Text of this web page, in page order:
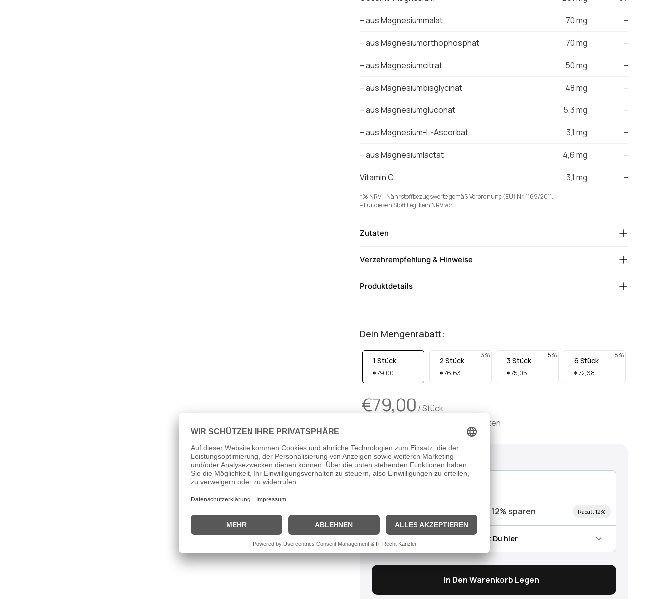
– aus Magnesiummalat 70 mg –
– aus Magnesiumorthophosphat 70 mg –
– aus Magnesiumcitrat 50 mg –
– aus Magnesiumbisglycinat 48 mg –
– aus Magnesiumgluconat 5,3 mg –
– aus Magnesium-L-Ascorbat 3,1 mg –
– aus Magnesiumlactat 4,6 mg –
Vitamin C 3,1 mg –
*% NRV – Nährstoffbezugswerte gemäß Verordnung (EU) Nr. 1169/2011.
– Für diesen Stoff liegt kein NRV vor.
Zutaten
Verzehrempfehlung & Hinweise
Produktdetails
Dein Mengenrabatt:
1 Stück
€79,00
3%
2 Stück
€76,63
5%
3 Stück
€75,05
8%
6 Stück
€72,68
€79,00 / Stück
Preise inkl. MwSt. zzgl. Versandkosten
Kaufoptionen
Im Abo dauerhaft bis zu 12% sparen Rabatt 12%
Mehr Details zum Abo findest Du hier
In Den Warenkorb Legen